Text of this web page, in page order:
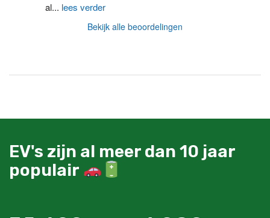
al... lees verder
Bekijk alle beoordelingen
EV's zijn al meer dan 10 jaar
populair